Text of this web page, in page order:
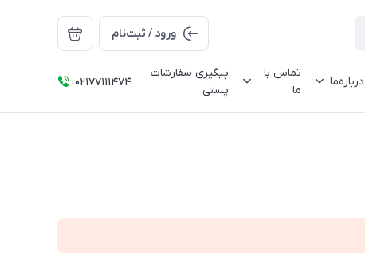
ورود / ثبت‌نام
درباره‌ما
تماس با
ما
پیگیری سفارشات
پستی
02177111474